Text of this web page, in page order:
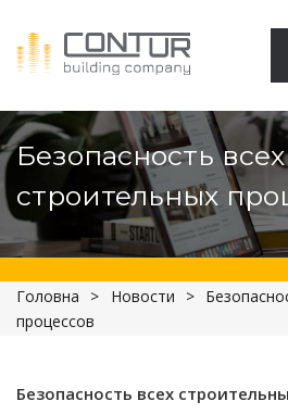
Безопасность всех
строительных
Головна > Новости >
процессов
Безопасность всех